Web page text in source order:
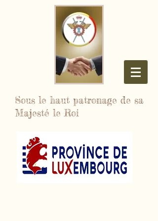
Sous le haut patronage de sa
Majesté le Roi